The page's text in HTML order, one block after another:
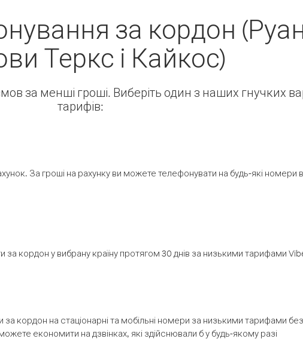
за кордон
Теркс і Кайкос)
за менші гроші. Виберіть один з наших гнучких
тарифів:
За гроші на рахунку ви можете телефонувати на будь-які номери в
кордон у вибрану країну протягом 30 днів за низькими тарифами
кордон на стаціонарні та мобільні номери за низькими тарифами без
економити на дзвінках, які здійснювали б у будь-якому разі